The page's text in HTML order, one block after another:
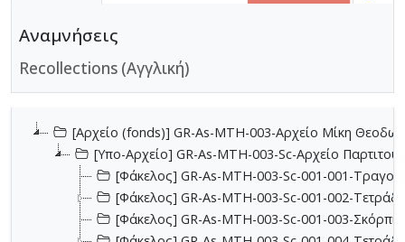
Αναμνήσεις
Recollections (Αγγλική)
[Αρχείο (fonds)] GR-As-MTH-003-Αρχείο Μίκη
[Υπο-Αρχείο] GR-As-MTH-003-Sc-Αρχείο
[Φάκελος] GR-As-MTH-003-Sc-001-001-
[Φάκελος] GR-As-MTH-003-Sc-001-002-
[Φάκελος] GR-As-MTH-003-Sc-001-003-